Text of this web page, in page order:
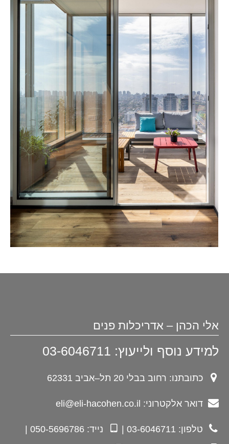
אלי הכהן – אדריכלות פנים
למידע נוסף ולייעוץ: 03-6046711
כתובתנו: רחוב בבלי 20 תל–אביב 62331
דואר אלקטרוני: eli@eli-hacohen.co.il
טלפון: 03-6046711 |
נייד: 050-5696786 |